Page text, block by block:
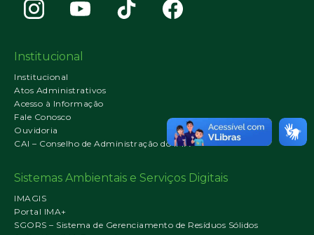
Institucional
Institucional
Atos Administrativos
Acesso à Informação
Fale Conosco
Ouvidoria
CAI – Conselho de Administração do IMA
Sistemas Ambientais e Serviços Digitais
IMAGIS
Portal IMA+
SGORS – Sistema de Gerenciamento de Resíduos Sólidos